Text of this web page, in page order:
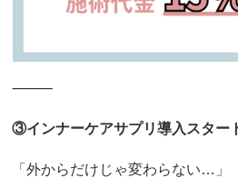
⸻
③インナーケアサプリ導入スター
「外からだけじゃ変わらない…」